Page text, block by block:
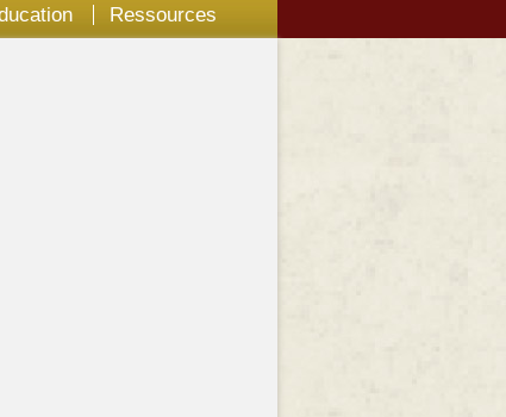
Ressources